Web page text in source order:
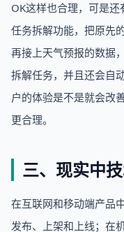
OK这样也合理，可是
任务拆解功能，把原先
再接上天气预报的数据
拆解任务，并且还会自
户的体验是不是就会改
更合理。
三、现实中
在互联网和移动端产品
发布、上架和上线；在